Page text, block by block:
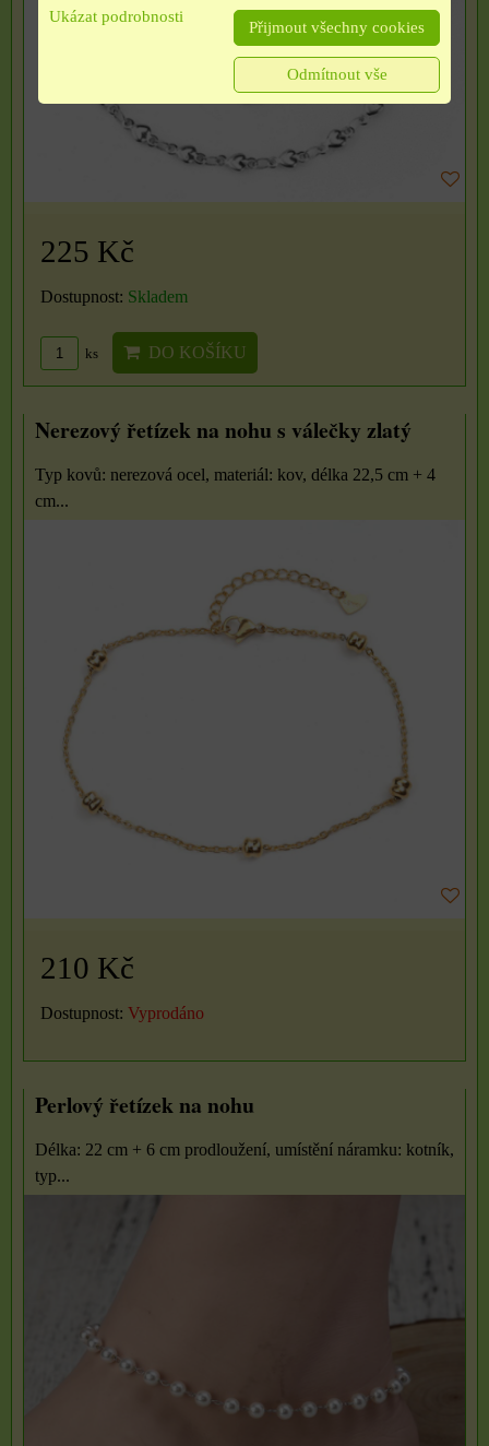
225 Kč
Dostupnost: Skladem
ks DO KOŠÍKU
Nerezový řetízek na nohu s válečky zlatý
Typ kovů: nerezová ocel, materiál: kov, délka 22,5 cm + 4
cm...
210 Kč
Dostupnost: Vyprodáno
Perlový řetízek na nohu
Délka: 22 cm + 6 cm prodloužení, umístění náramku: kotník,
typ...
Ukázat podrobnosti
Přijmout všechny cookies
Odmítnout vše